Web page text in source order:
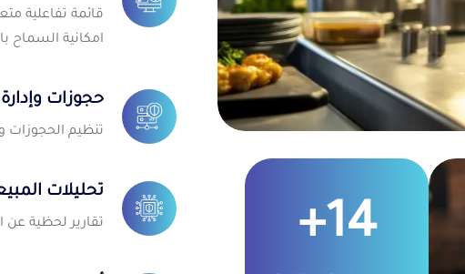
25
+
قائمة تفاعلية
امكانية السماح
حجوزات
تنظيم الحجوزات
تحليلات
تقارير لحظية عن